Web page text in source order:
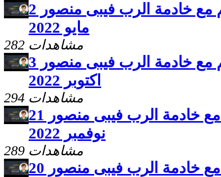
برنامج سلامى اعطيكم مع خادمة الرب فيبى منصور 2
مايو 2022
282 مشاهدات
برنامج سلامى اعطيكم مع خادمة الرب فيبى منصور 3
اكتوبر 2022
294 مشاهدات
برنامج سلامى اعطيكم مع خادمة الرب فيبى منصور 21
نوفمبر 2022
289 مشاهدات
برنامج سلامى اعطيكم مع خادمة الرب فيبى منصور 20